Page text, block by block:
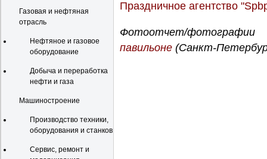
Газовая и нефтяная
отрасль
Нефтяное и газовое
оборудование
Добыча и переработка
нефти и газа
Машиностроение
Производство техники,
оборудования и станков
Сервис, ремонт и
Праздничное агентство
Фотоотчет/
павильоне (Санкт-